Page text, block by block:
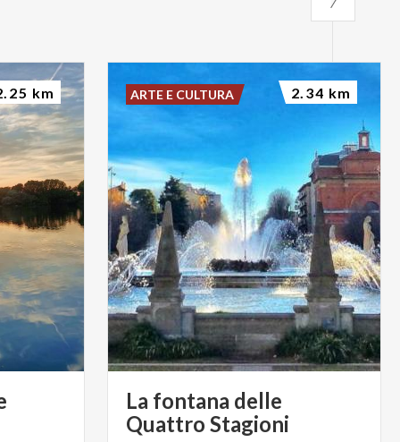
km
La fontana delle
Quattro Stagioni
ARTE E CULTURA 2.34 km